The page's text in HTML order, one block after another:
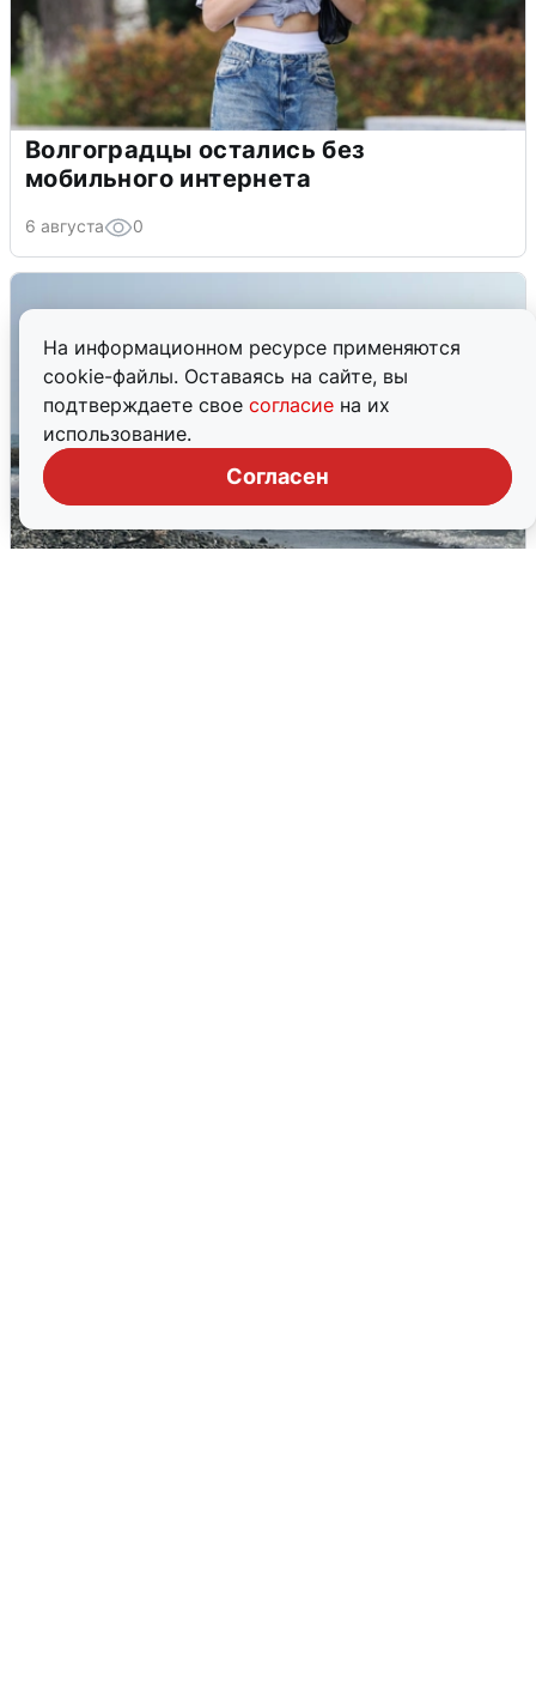
На информационном ресурсе применяются
cookie-файлы. Оставаясь на сайте, вы
подтверждаете свое согласие на их
использование.
Согласен
Волгоградцы остались без
мобильного интернета
6 августа 0